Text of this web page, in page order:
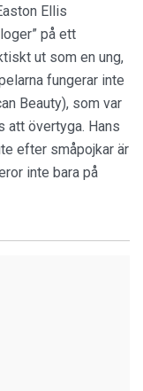
Ellis
på ett
ut som en ung,
fungerar inte
Beauty), som var
att övertyga. Hans
efter småpojkar är
inte bara på